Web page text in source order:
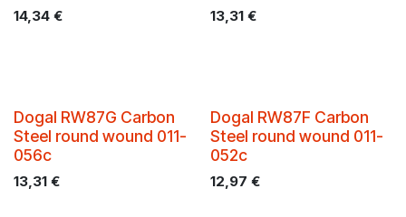
14,34 € 13,31€
Dogal RW87G Carbon
Steel round wound 011-
056c
13,31 €
Dogal RW87F Carbon
Steel round wound 011-
052c
12,97 €